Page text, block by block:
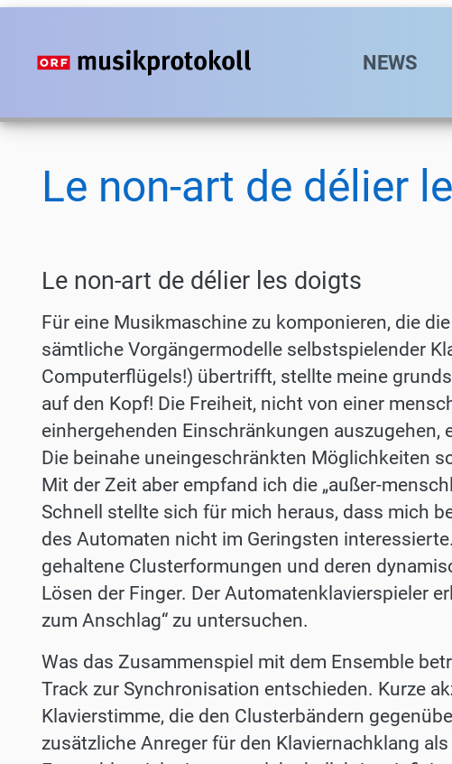
Direkt
Inhalt
NEWS
Le non-art de délier
Le non-art de délier les doigts
Für eine Musikmaschine zu komponieren, die
sämtliche Vorgängermodelle selbstspielender
Computerflügels!) übertrifft, stellte meine
auf den Kopf! Die Freiheit, nicht von einer
einhergehenden Einschränkungen
Die beinahe uneingeschränkten Möglichkeiten
Mit der Zeit aber empfand ich die „außer-
Schnell stellte sich für mich heraus, dass mich
des Automaten nicht im Geringsten
gehaltene Clusterformungen und deren
Lösen der Finger. Der Automatenklavierspieler
zum Anschlag“ zu untersuchen.
Was das Zusammenspiel mit dem Ensemble
Track zur Synchronisation entschieden. Kurze
Klavierstimme, die den Clusterbändern
zusätzliche Anreger für den Klaviernachklang